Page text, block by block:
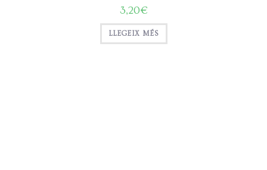
3,20€
LLEGEIX MÉS